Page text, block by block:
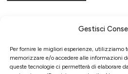
Gestisci
Per fornire le migliori esperienze, utilizziamo
memorizzare e/o accedere alle informazioni
queste tecnologie ci permetterà di elaborare
Iniziativa